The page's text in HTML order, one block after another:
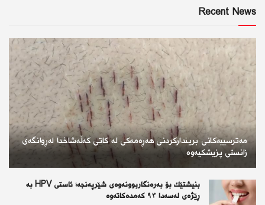
Recent News
مەترسییەکانی بریندارکردنی هەڕەمەکی لە کاتی کەڵەشاخدا لەڕوانگەی
زانستی پزیشکیەوە
بنیشتێك بۆ بەرەنگاربوونەوەی شێرپەنجە؛ ئاستی HPV بە
ڕێژەی لەسەدا ٩٣ كەمدەكاتەوە